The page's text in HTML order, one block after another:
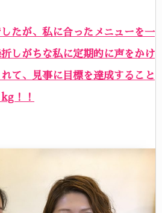
たが、私に合ったメニューを一
しがちな私に定期的に声をかけ
て、見事に目標を達成すること
！！